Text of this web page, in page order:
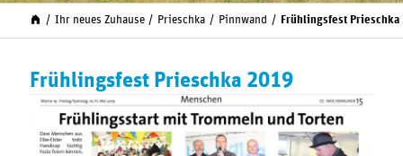
Ihr neues Zuhause Prieschka Pinnwand Frühlingsfest Prieschka
Frühlingsfest Prieschka 2019